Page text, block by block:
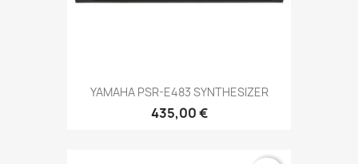
YAMAHA PSR-E483 SYNTHESIZER
435,00 €